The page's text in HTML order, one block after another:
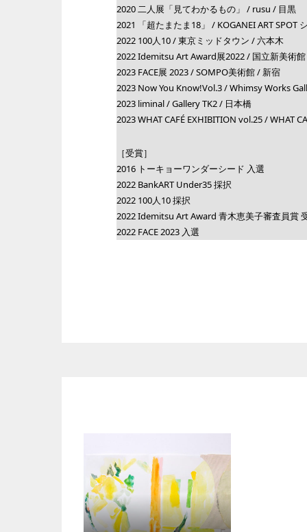
2020 二人展「見てわかるもの」 / rusu / 目黒
2021 「超たまたま18」 / KOGANEI ART SPOT
2022 100人10 / 東京ミッドタウン / 六本木
2022 Idemitsu Art Award展2022 / 国立新美術
2023 FACE展 2023 / SOMPO美術館 / 新宿
2023 Now You Know!Vol.3 / Whimsy Works
2023 liminal / Gallery TK2 / 日本橋
2023 WHAT CAFÉ EXHIBITION vol.25 / WHAT
［受賞］
2016 トーキョーワンダーシード 入選
2022 BankART Under35 採択
2022 100人10 採択
2022 Idemitsu Art Award 青木恵美子審査員賞
2022 FACE 2023 入選